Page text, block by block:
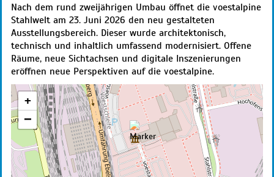
Nach dem rund zweijährigen Umbau öffnet die voestalpine
Stahlwelt am 23. Juni 2026 den neu gestalteten
Ausstellungsbereich. Dieser wurde architektonisch,
technisch und inhaltlich umfassend modernisiert. Offene
Räume, neue Sichtachsen und digitale Inszenierungen
eröffnen neue Perspektiven auf die voestalpine.
+
−